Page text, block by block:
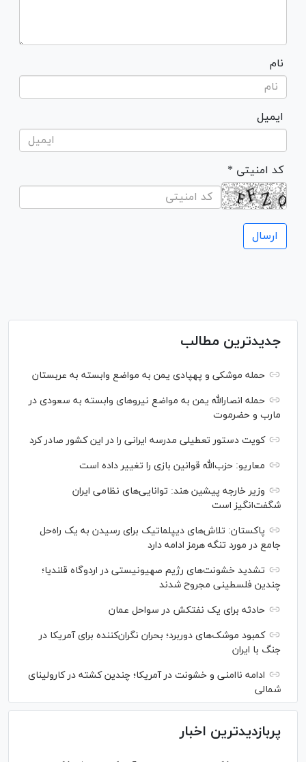
نام
ایمیل
* کد امنیتی
جدیدترین مطالب
حمله موشکی و پهپادی یمن به مواضع وابسته به عربستان
حمله انصارالله یمن به مواضع نیرو‌های وابسته به سعودی در
مارب و حضرموت
کویت دستور تعطیلی مدرسه ایرانی را در این کشور صادر کرد
معاریو: حزب‌الله قوانین بازی را تغییر داده است
وزیر خارجه پیشین هند: توانایی‌های نظامی ایران
شگفت‌انگیز است
پاکستان: تلاش‌های دیپلماتیک برای رسیدن به یک راه‌حل
جامع در مورد تنگه هرمز ادامه دارد
تشدید خشونت‌های رژیم صهیونیستی در اردوگاه قلندیا؛
چندین فلسطینی مجروح شدند
حادثه برای یک نفتکش در سواحل عمان
کمبود موشک‌های دوربرد؛ بحران نگران‌کننده برای آمریکا در
جنگ با ایران
ادامه ناامنی و خشونت در آمریکا؛ چندین کشته در کارولینای
شمالی
پربازدیدترین اخبار